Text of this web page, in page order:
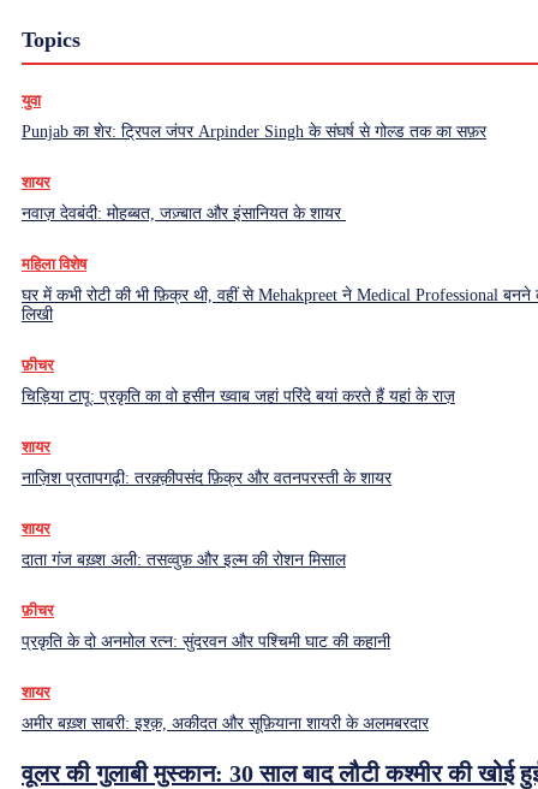
Topics
युवा
Punjab का शेर: ट्रिपल जंपर Arpinder Singh के संघर्ष से गोल्ड तक का सफ़र
शायर
नवाज़ देवबंदी: मोहब्बत, जज़्बात और इंसानियत के शायर
महिला विशेष
घर में कभी रोटी की भी फ़िक्र थी, वहीं से Mehakpreet ने Medical Professional बनने
लिखी
फ़ीचर
चिड़िया टापू: प्रकृति का वो हसीन ख्वाब जहां परिंदे बयां करते हैं यहां के राज़
शायर
नाज़िश प्रतापगढ़ी: तरक़्क़ीपसंद फ़िक्र और वतनपरस्ती के शायर
शायर
दाता गंज बख़्श अली: तसव्वुफ़ और इल्म की रोशन मिसाल
फ़ीचर
प्रकृति के दो अनमोल रत्न: सुंदरवन और पश्चिमी घाट की कहानी
शायर
अमीर बख़्श साबरी: इश्क़, अकीदत और सूफ़ियाना शायरी के अलमबरदार
वूलर की गुलाबी मुस्कान: 30 साल बाद लौटी कश्मीर की खोई